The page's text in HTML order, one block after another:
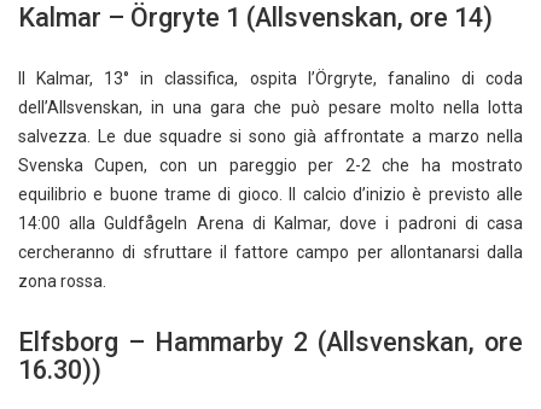
Kalmar – Örgryte 1 (Allsvenskan, ore 14)
Il Kalmar, 13° in classifica, ospita l’Örgryte, fanalino di coda
dell’Allsvenskan, in una gara che può pesare molto nella lotta
salvezza. Le due squadre si sono già affrontate a marzo nella
Svenska Cupen, con un pareggio per 2-2 che ha mostrato
equilibrio e buone trame di gioco. Il calcio d’inizio è previsto alle
14:00 alla Guldfågeln Arena di Kalmar, dove i padroni di casa
cercheranno di sfruttare il fattore campo per allontanarsi dalla
zona rossa.
Elfsborg – Hammarby 2 (Allsvenskan, ore
16.30))